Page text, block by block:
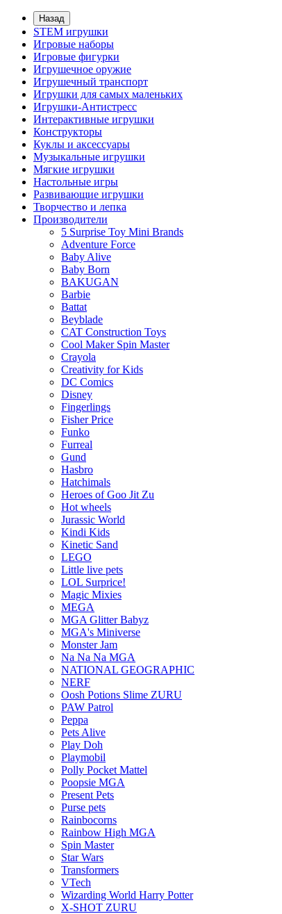
Назад
STEM игрушки
Игровые наборы
Игровые фигурки
Игрушечное оружие
Игрушечный транспорт
Игрушки для самых маленьких
Игрушки-Антистресс
Интерактивные игрушки
Конструкторы
Куклы и аксессуары
Музыкальные игрушки
Мягкие игрушки
Настольные игры
Развивающие игрушки
Творчество и лепка
Производители
5 Surprise Toy Mini Brands
Adventure Force
Baby Alive
Baby Born
BAKUGAN
Barbie
Battat
Beyblade
CAT Construction Toys
Cool Maker Spin Master
Crayola
Creativity for Kids
DC Comics
Disney
Fingerlings
Fisher Price
Funko
Furreal
Gund
Hasbro
Hatchimals
Heroes of Goo Jit Zu
Hot wheels
Jurassic World
Kindi Kids
Kinetic Sand
LEGO
Little live pets
LOL Surprice!
Magic Mixies
MEGA
MGA Glitter Babyz
MGA's Miniverse
Monster Jam
Na Na Na MGA
NATIONAL GEOGRAPHIC
NERF
Oosh Potions Slime ZURU
PAW Patrol
Peppa
Pets Alive
Play Doh
Playmobil
Polly Pocket Mattel
Poopsie MGA
Present Pets
Purse pets
Rainbocorns
Rainbow High MGA
Spin Master
Star Wars
Transformers
VTech
Wizarding World Harry Potter
X-SHOT ZURU